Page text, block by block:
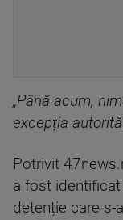
„Până acum,
excepția
Potrivit
a fost
detenție care s-